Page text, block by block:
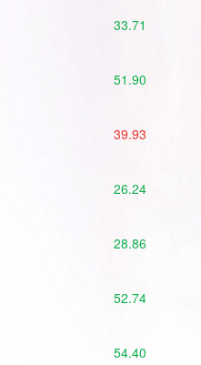
33.71
51.90
39.93
26.24
28.86
52.74
54.40